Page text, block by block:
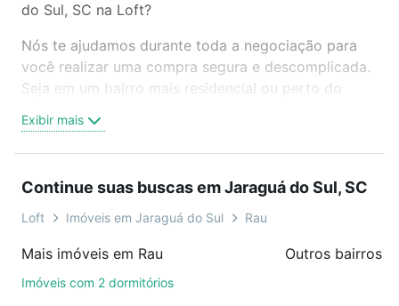
do Sul, SC na Loft?
Nós te ajudamos durante toda a negociação para
você realizar uma compra segura e descomplicada.
Seja em um bairro mais residencial ou perto do
oferta ideal de Imóveis à venda em Rau, Jaraguá do
Sul, SC para conquistar seu sonho. Agende uma
compromisso e você ainda conta com mais de 46
mil corretores e imobiliárias te ajudando na compra,
Como escolher um imóvel?
Exibir mais
Continue suas buscas em Jaraguá do Sul, SC
Loft Imóveis em Jaraguá do Sul Rau
Mais imóveis em Rau
Imóveis com 2 dormitórios